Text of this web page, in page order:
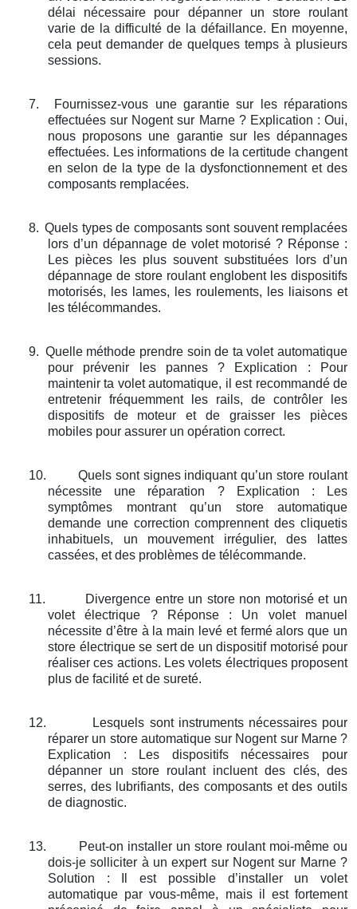
délai nécessaire pour dépanner un store roulant
varie de la difficulté de la défaillance. En moyenne,
cela peut demander de quelques temps à plusieurs
sessions.
7.
Fournissez-vous une garantie sur les réparations
effectuées sur Nogent sur Marne ? Explication : Oui,
nous proposons une garantie sur les dépannages
effectuées. Les informations de la certitude changent
en selon de la type de la dysfonctionnement et des
composants remplacées.
8. Quels types de composants sont souvent remplacées
lors d’un dépannage de volet motorisé ? Réponse :
Les pièces les plus souvent substituées lors d’un
dépannage de store roulant englobent les dispositifs
motorisés, les lames, les roulements, les liaisons et
les télécommandes.
9. Quelle méthode prendre soin de ta volet automatique
pour prévenir les pannes ? Explication : Pour
maintenir ta volet automatique, il est recommandé de
entretenir fréquemment les rails, de contrôler les
dispositifs de moteur et de graisser les pièces
mobiles pour assurer un opération correct.
10.
Quels sont signes indiquant qu’un store roulant
nécessite une réparation ? Explication : Les
symptômes montrant qu’un store automatique
demande une correction comprennent des cliquetis
inhabituels, un mouvement irrégulier, des lattes
cassées, et des problèmes de télécommande.
11.
Divergence entre un store non motorisé et un
volet électrique ? Réponse : Un volet manuel
nécessite d’être à la main levé et fermé alors que un
store électrique se sert de un dispositif motorisé pour
réaliser ces actions. Les volets électriques proposent
plus de facilité et de sureté.
12.
Lesquels sont instruments nécessaires pour
réparer un store automatique sur Nogent sur Marne ?
Explication : Les dispositifs nécessaires pour
dépanner un store roulant incluent des clés, des
serres, des lubrifiants, des composants et des outils
de diagnostic.
13.
Peut-on installer un store roulant moi-même ou
dois-je solliciter à un expert sur Nogent sur Marne ?
Solution : Il est possible d’installer un volet
automatique par vous-même, mais il est fortement